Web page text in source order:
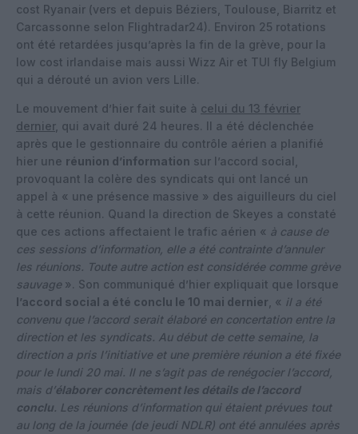
cost Ryanair (vers et depuis Béziers, Toulouse, Biarritz et
Carcassonne selon Flightradar24). Environ 25 rotations
ont été retardées jusqu’après la fin de la grève, pour la
low cost irlandaise mais aussi Wizz Air et TUI fly Belgium
qui a dérouté un avion vers Lille.
Le mouvement d’hier fait suite à celui du 13 février
dernier, qui avait duré 24 heures. Il a été déclenchée
après que le gestionnaire du contrôle aérien a planifié
hier une réunion d’information sur l’accord social,
provoquant la colère des syndicats qui ont lancé un
appel à « une présence massive » des aiguilleurs du ciel
à cette réunion. Quand la direction de Skeyes a constaté
que ces actions affectaient le trafic aérien « à cause de
ces sessions d’information, elle a été contrainte d’annuler
les réunions. Toute autre action est considérée comme grève
sauvage ». Son communiqué d’hier expliquait que lorsque
l’accord social a été conclu le 10 mai dernier , « il a été
convenu que l’accord serait élaboré en concertation entre la
direction et les syndicats. Au début de cette semaine, la
direction a pris l’initiative et une première réunion a été fixée
pour le lundi 20 mai. Il ne s’agit pas de renégocier l’accord,
mais d’élaborer concrètement les détails de l’accord
conclu. Les réunions d’information qui étaient prévues tout
au long de la journée (de jeudi NDLR) ont été annulées après